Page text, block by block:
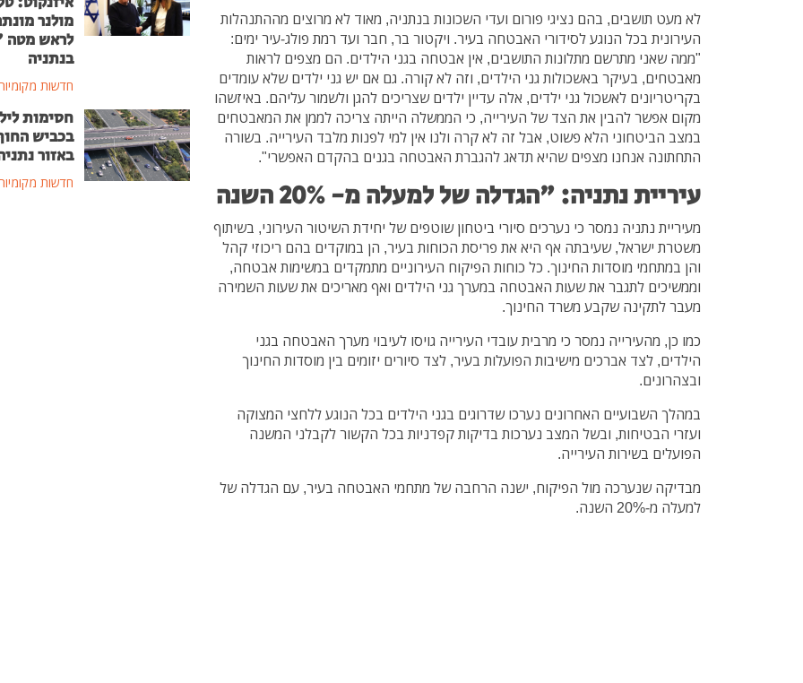
לא מעט תושבים, בהם נציגי פורום ועדי השכונות בנתניה, מאוד לא מרוצים מההתנהלות
העירונית בכל הנוגע לסידורי האבטחה בעיר. ויקטור בר, חבר ועד רמת פולג-עיר ימים:
"ממה שאני מתרשם מתלונות התושבים, אין אבטחה בגני הילדים. הם מצפים לראות
מאבטחים, בעיקר באשכולות גני הילדים, וזה לא קורה. גם אם יש גני ילדים שלא עומדים
בקריטריונים לאשכול גני ילדים, אלה עדיין ילדים שצריכים להגן ולשמור עליהם. באיזשהו
מקום אפשר להבין את הצד של העירייה, כי הממשלה הייתה צריכה לממן את המאבטחים
במצב הביטחוני הלא פשוט, אבל זה לא קרה ולנו אין למי לפנות מלבד העירייה. בשורה
התחתונה אנחנו מצפים שהיא תדאג להגברת האבטחה בגנים בהקדם האפשרי".
עיריית נתניה: "הגדלה של למעלה מ- 20% השנה
מעיריית נתניה נמסר כי נערכים סיורי ביטחון שוטפים של יחידת השיטור העירוני, בשיתוף
משטרת ישראל, שעיבתה אף היא את פריסת הכוחות בעיר, הן במוקדים בהם ריכוזי קהל
והן במתחמי מוסדות החינוך. כל כוחות הפיקוח העירוניים מתמקדים במשימות אבטחה,
וממשיכים לתגבר את שעות האבטחה במערך גני הילדים ואף מאריכים את שעות השמירה
מעבר לתקינה שקבע משרד החינוך.
כמו כן, מהעירייה נמסר כי מרבית עובדי העירייה גויסו לעיבוי מערך האבטחה בגני
הילדים, לצד אברכים מישיבות הפועלות בעיר, לצד סיורים יזומים בין מוסדות החינוך
ובצהרונים.
במהלך השבועיים האחרונים נערכו שדרוגים בגני הילדים בכל הנוגע ללחצי המצוקה
ועזרי הבטיחות, ובשל המצב נערכות בדיקות קפדניות בכל הקשור לקבלני המשנה
הפועלים בשירות העירייה.
מבדיקה שנערכה מול הפיקוח, ישנה הרחבה של מתחמי האבטחה בעיר, עם הגדלה של
למעלה מ-20% השנה.
מולנר
לראש
בנתניה
חדשות
חסימות
בכביש
באזור
חדשות